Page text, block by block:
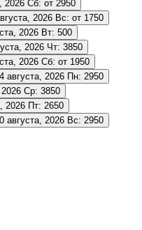
2026 Сб: от 2950
2026 Вс: от 1750
2026 Вт: 500
2026 Чт: 3850
2026 Сб: от 1950
августа, 2026 Пн: 2950
Ср: 3850
2026 Пт: 2650
августа, 2026 Вс: 2950